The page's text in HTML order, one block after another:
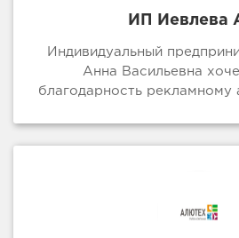
ИП Иевлева
Индивидуальный
Анна Васильевна
благодарность рекламному